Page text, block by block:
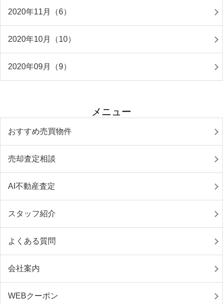
2020年11月（6）
2020年10月（10）
2020年09月（9）
メニュー
おすすめ売買物件
売却査定相談
AI不動産査定
スタッフ紹介
よくある質問
会社案内
WEBクーポン